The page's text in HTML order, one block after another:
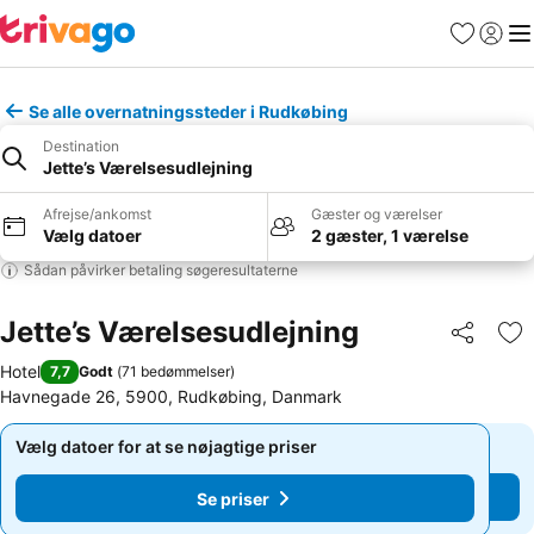
Favoritter
Log ind
Se alle overnatningssteder i Rudkøbing
Destination
Jette’s Værelsesudlejning
Afrejse/ankomst
Vælg datoer
Gæster og værelser
2 gæster, 1 værelse
Sådan påvirker betaling søgeresultaterne
Jette’s Værelsesudlejning Del
Hotel 7,7 Godt (71 bedømmelser)
Havnegade 26, 5900, Rudkøbing, Danmark
Vælg datoer for at se nøjagtige priser
Se priser
Vælg datoer for at se nøjagtige priser
Se priser